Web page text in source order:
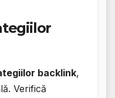
backlink,
Verifică